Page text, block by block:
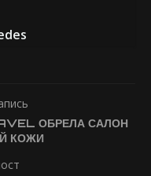
ОБРЕЛА САЛОН
КОЖИ